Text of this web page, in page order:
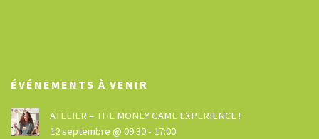
ÉVÉNEMENTS À VENIR
ATELIER – THE MONEY GAME EXPERIENCE !
12 septembre @ 09:30- 17:00